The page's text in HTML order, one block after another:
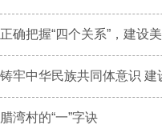
正确把握“四个关系”，建设
铸牢中华民族共同体意识
腊湾村的“一”字诀